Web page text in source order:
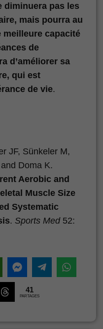
diminuera pas les
mais pourra au
capacité
de
d’améliorer sa
qui est
de vie.
JF, Sünkeler M,
Doma K.
Aerobic and
Muscle Size
Systematic
. Sports Med52:
41
PARTAGES